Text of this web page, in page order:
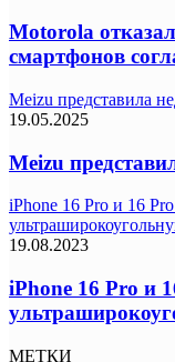
Motorola
смартфонов
Meizu представила
19.05.2025
Meizu
iPhone 16 Pro и 16
19.08.2023
iPhone 16 Pro и
МЕТКИ